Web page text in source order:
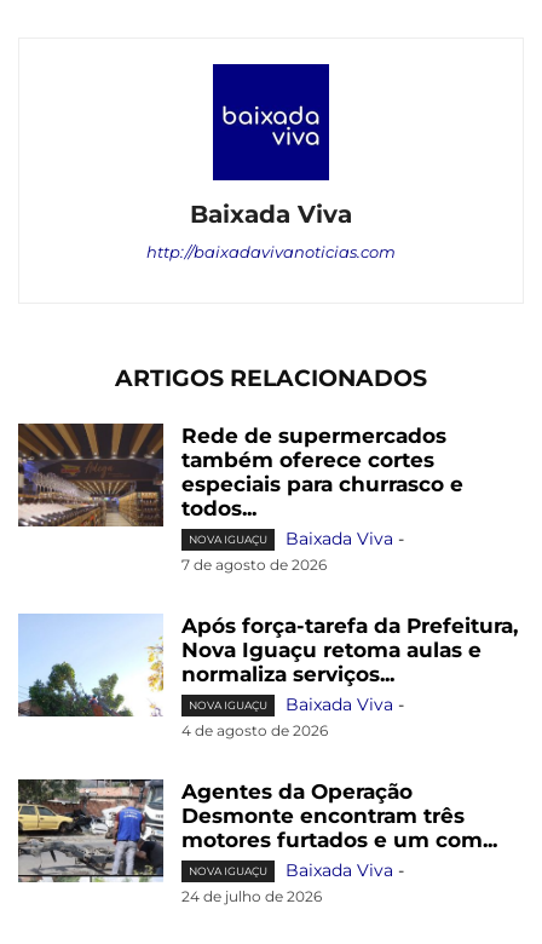
Baixada Viva
http://baixadavivanoticias.com
ARTIGOS RELACIONADOS
Rede de supermercados
também oferece cortes
especiais para churrasco e
todos...
NOVA IGUAÇU Baixada Viva -
7 de agosto de 2026
Após força-tarefa da Prefeitura,
Nova Iguaçu retoma aulas e
normaliza serviços...
NOVA IGUAÇU Baixada Viva -
4 de agosto de 2026
Agentes da Operação
Desmonte encontram três
motores furtados e um com...
NOVA IGUAÇU Baixada Viva -
24 de julho de 2026